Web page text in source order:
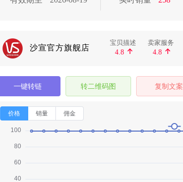
沙宣官方旗舰店
宝贝描述
4.8 
卖家服务
4.8 
一键转链 转二维码图 复制文案
价格 销量 佣金